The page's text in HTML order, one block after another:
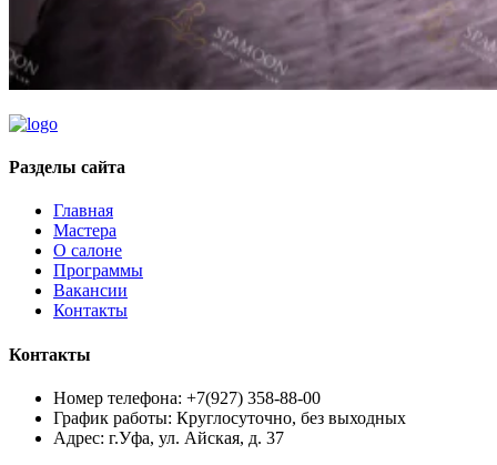
Разделы сайта
Главная
Мастера
О салоне
Программы
Вакансии
Контакты
Контакты
Номер телефона: +7(927) 358-88-00
График работы: Круглосуточно, без выходных
Адрес: г.Уфа, ул. Айская, д. 37